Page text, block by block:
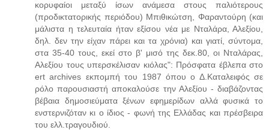
κορυφαίοι μεταξύ ίσων ανάμεσα στους παλιότερους
(προδικτατορικής περιόδου) Μπιθικώτση, Φαραντούρη (και
μάλιστα η τελευταία ήταν εξίσου νέα με Νταλάρα, Αλεξίου,
δηλ. δεν την είχαν πάρει και τα χρόνια) και γιατί, σύντομα,
στα 35-40 τους, εκεί στο β' μισό της δεκ.80, οι Νταλάρας,
Αλεξίου τους υπερσκέλισαν κιόλας": Πρόσφατα έβλεπα στο
ert archives εκπομπή του 1987 όπου ο Δ.Καταλειφός σε
ρόλο παρουσιαστή αποκαλούσε την Αλεξίου - διαβάζοντας
βέβαια δημοσιεύματα ξένων εφημερίδων αλλά φυσικά το
ενστερνιζόταν κι ο ίδιος - φωνή της Ελλάδας και πρέσβειρα
του ελλ.τραγουδιού.